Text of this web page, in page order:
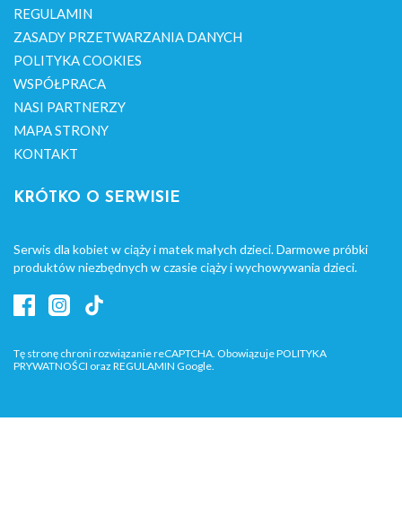
REGULAMIN
ZASADY PRZETWARZANIA DANYCH
POLITYKA COOKIES
WSPÓŁPRACA
NASI PARTNERZY
MAPA STRONY
KONTAKT
KRÓTKO O SERWISIE
Serwis dla kobiet w ciąży i matek małych dzieci. Darmowe próbki
produktów niezbędnych w czasie ciąży i wychowywania dzieci.
Tę stronę chroni rozwiązanie reCAPTCHA. ObowiązujePOLITYKA
PRYWATNOŚCI oraz REGULAMIN Google.